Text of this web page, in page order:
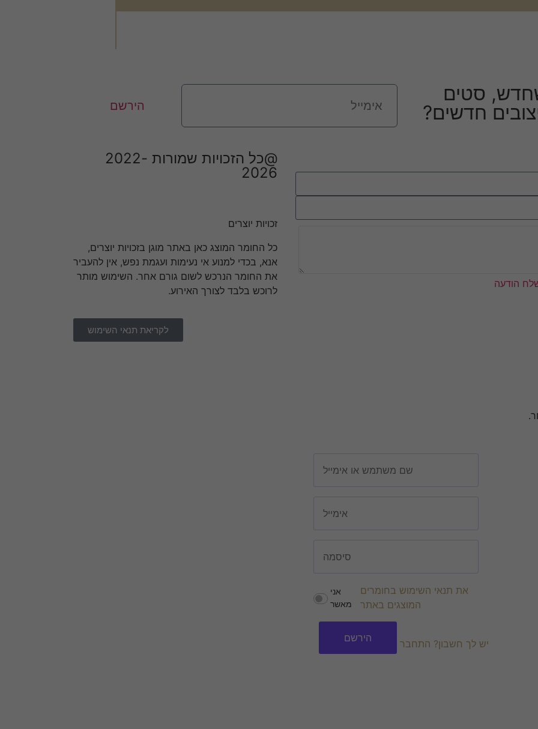
סטים
חדשים?
הירשם
הודעה
@כל הזכויות שמורות 2022-
2026
זכויות יוצרים
כל החומר המוצג כאן באתר מוגן בזכויות יוצרים,
אנא, בכדי למנוע אי נעימות ועגמת נפש, אין להעביר
את החומר הנרכש לשום גורם אחר. השימוש מותר
לרוכש בלבד לצורך האירוע.
לקריאת תנאי השימוש
אני
מאשר
את תנאי השימוש בחומרים
המוצגים באתר
יש לך חשבון? התחבר